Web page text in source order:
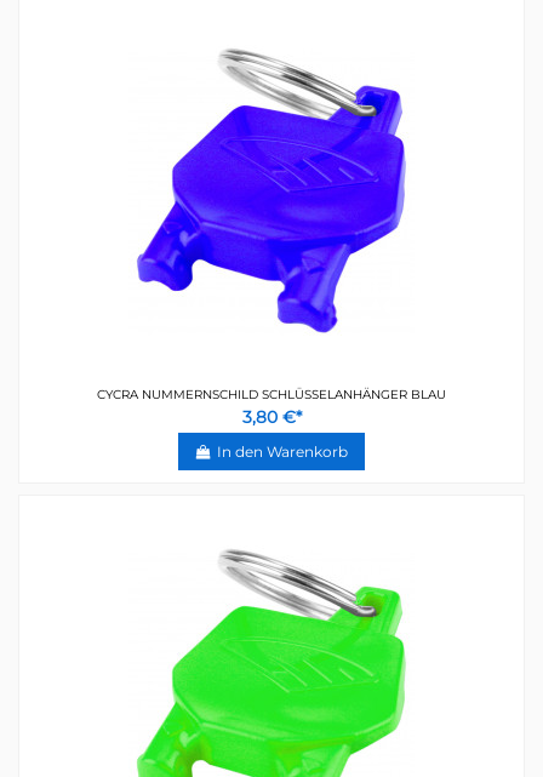
CYCRA NUMMERNSCHILD SCHLÜSSELANHÄNGER BLAU
3,80 €*
In den Warenkorb